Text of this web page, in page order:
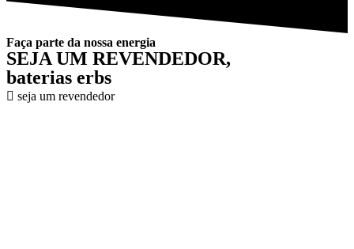
Faça parte da nossa energia
SEJA UM REVENDEDOR,
baterias erbs
seja um revendedor